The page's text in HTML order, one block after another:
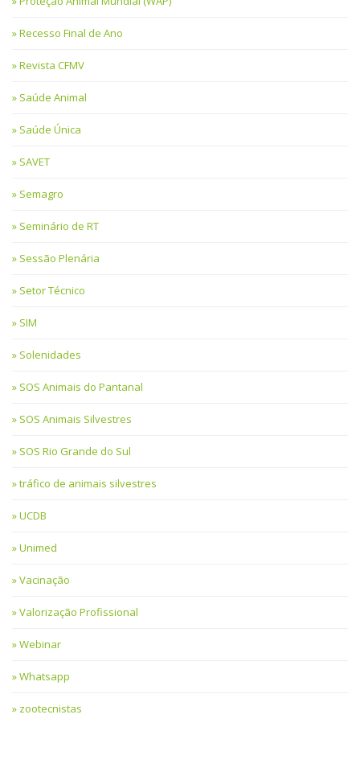
Recesso Final de Ano
Revista CFMV
Saúde Animal
Saúde Única
SAVET
Semagro
Seminário de RT
Sessão Plenária
Setor Técnico
SIM
Solenidades
SOS Animais do Pantanal
SOS Animais Silvestres
SOS Rio Grande do Sul
tráfico de animais silvestres
UCDB
Unimed
Vacinação
Valorização Profissional
Webinar
Whatsapp
zootecnistas